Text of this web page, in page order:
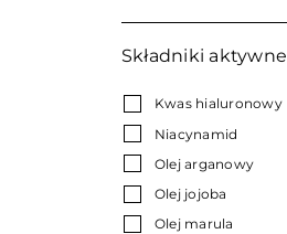
Składniki aktywne
Kwas hialuronowy
Niacynamid
Olej arganowy
Olej jojoba
Olej marula